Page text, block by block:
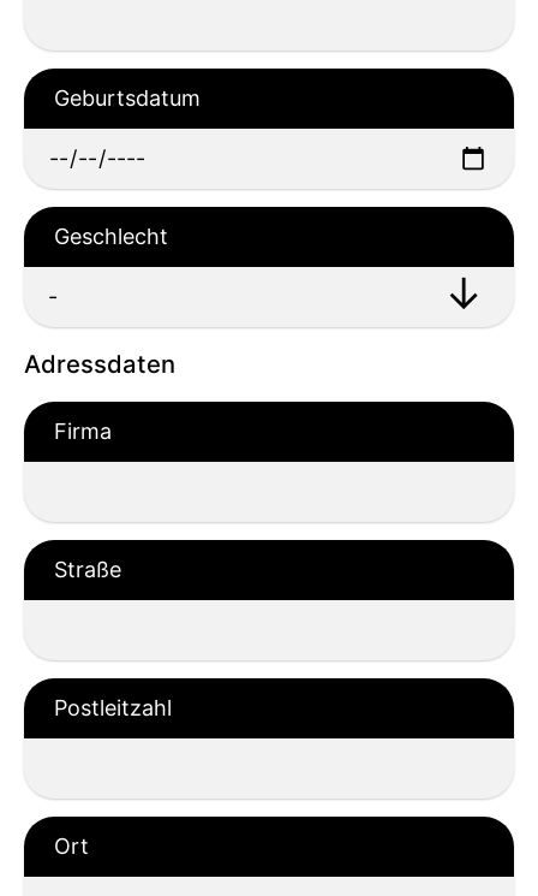
Geburtsdatum
Geschlecht
Adressdaten
Firma
Straße
Postleitzahl
Ort